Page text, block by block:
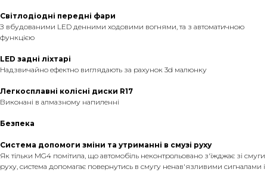
Світлодіодні передні фари
З вбудованими LED денними ходовими вогнями, та з автоматичною
функцією
LED задні ліхтарі
Надзвичайно ефектно виглядають за рахунок 3d малюнку
Легкосплавні колісні диски R17
Виконані в алмазному напиленні
Безпека
Система допомоги зміни та утриманні в смузі руху
Як тільки MG4 помітила, що автомобіль неконтрольовано з'їжджає зі смуги
руху, система допомагає повернутись в смугу ненав'язливими сигналами і